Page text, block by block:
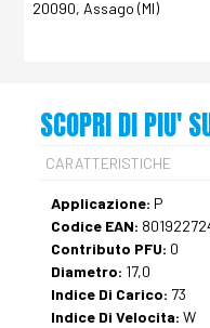
20090, Assago (MI)
SCOPRI DI PIU'
CARATTERISTICHE
Applicazione: P
Codice EAN:
Contributo PFU: 0
Diametro: 17,0
Indice Di Carico: 73
Indice Di Velocita:W